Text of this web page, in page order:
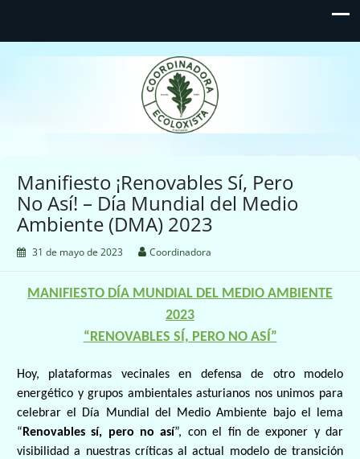
Coordinadora Ecoloxista
d'Asturies
Manifiesto ¡Renovables Sí, Pero
No Así! – Día Mundial del Medio
Ambiente (DMA) 2023
31 de mayo de 2023 Coordinadora
MANIFIESTO DÍA MUNDIAL DEL MEDIO AMBIENTE
2023
“RENOVABLES SÍ, PERO NO ASÍ”
Hoy, plataformas vecinales en defensa de otro modelo
energético y grupos ambientales asturianos nos unimos para
celebrar el Día Mundial del Medio Ambiente bajo el lema
“ Renovables sí, pero no así”, con el fin de exponer y dar
visibilidad a nuestras críticas al actual modelo de transición